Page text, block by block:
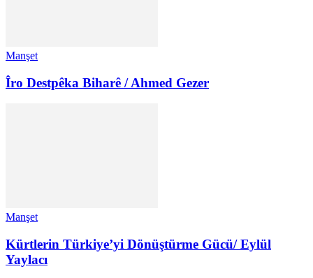
Manşet
Îro Destpêka Biharê / Ahmed Gezer
Manşet
Kürtlerin Türkiye’yi Dönüştürme Gücü/ Eylül
Yaylacı